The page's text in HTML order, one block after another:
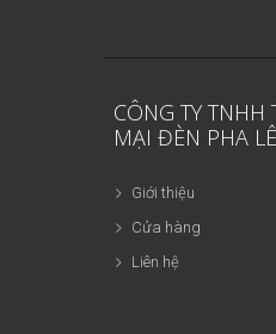
CÔNG TY TNHH
MẠI ĐÈN PHA LÊ
Giới thiệu
Cửa hàng
Liên hệ